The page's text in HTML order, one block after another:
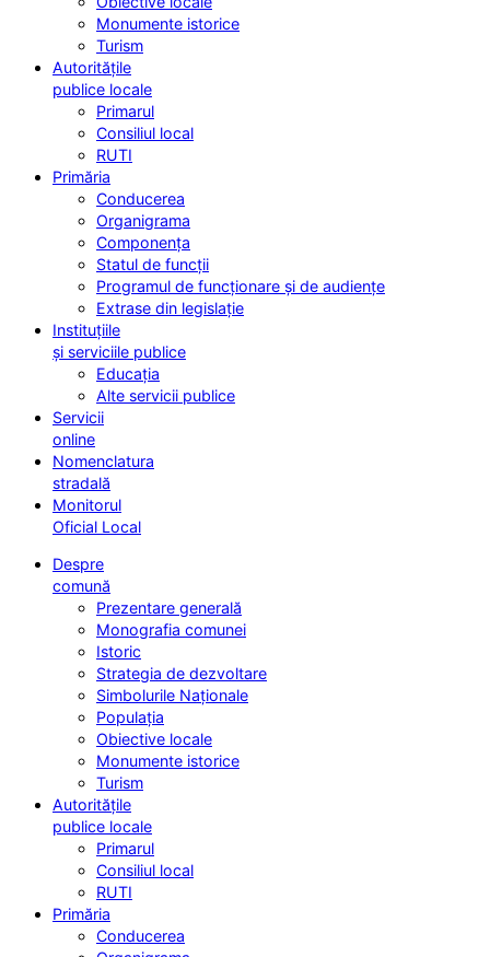
Monumente istorice
Turism
Autoritățile
publice locale
Primarul
Consiliul local
RUTI
Primăria
Conducerea
Organigrama
Componența
Statul de funcții
Programul de funcționare și de audiențe
Extrase din legislație
Instituțiile
și serviciile publice
Educația
Alte servicii publice
Servicii
online
Nomenclatura
stradală
Monitorul
Oficial Local
Despre
comună
Prezentare generală
Monografia comunei
Istoric
Strategia de dezvoltare
Simbolurile Naționale
Populația
Obiective locale
Monumente istorice
Turism
Autoritățile
publice locale
Primarul
Consiliul local
RUTI
Primăria
Conducerea